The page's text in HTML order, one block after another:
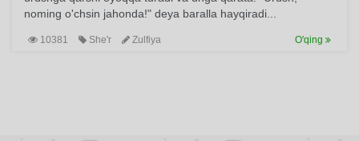
noming o'chsin jahonda!" deya baralla hayqiradi...
10381 She'r Zulfiya O'qing